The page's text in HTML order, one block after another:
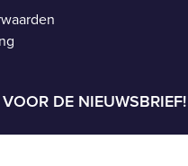
DE NIEUWSBRIEF!